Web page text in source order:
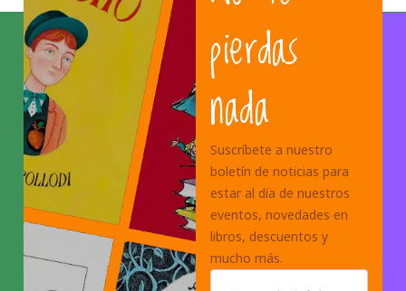
pierdas
nada
Suscríbete a nuestro
boletín de noticias para
estar al día de nuestros
eventos, novedades en
libros, descuentos y
mucho más.